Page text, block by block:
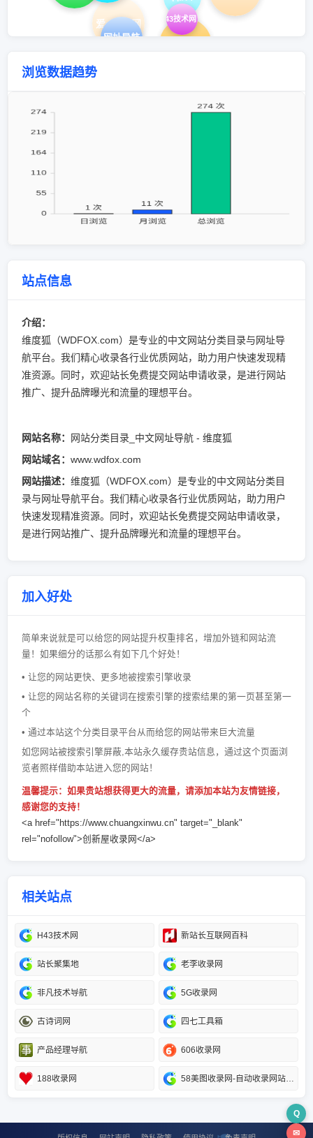
hao43，H43技术网，在线工具
网址导航
爱q生活网
浏览数据趋势
站点信息
介绍：
维度狐（WDFOX.com）是专业的中文网站分类目录与网址导
航平台。我们精心收录各行业优质网站，助力用户快速发现精
准资源。同时，欢迎站长免费提交网站申请收录，是进行网站
推广、提升品牌曝光和流量的理想平台。
网站名称：
网站分类目录_中文网址导航 - 维度狐
网站域名： www.wdfox.com
网站描述： 维度狐（WDFOX.com）是专业的中文网站分类目
录与网址导航平台。我们精心收录各行业优质网站，助力用户
快速发现精准资源。同时，欢迎站长免费提交网站申请收录，
是进行网站推广、提升品牌曝光和流量的理想平台。
加入好处
简单来说就是可以给您的网站提升权重排名，增加外链和网站流
量！如果细分的话那么有如下几个好处！
• 让您的网站更快、更多地被搜索引擎收录
• 让您的网站名称的关键词在搜索引擎的搜索结果的第一页甚至第一
个
• 通过本站这个分类目录平台从而给您的网站带来巨大流量
如您网站被搜索引擎屏蔽,本站永久缓存贵站信息，通过这个页面浏
览者照样借助本站进入您的网站！
温馨提示：如果贵站想获得更大的流量，请添加本站为友情链接，
感谢您的支持！
<a href="https://www.chuangxinwu.cn" target="_blank"
rel="nofollow">创新屋收录网</a>
相关站点
H43技术网 新站长互联网百科
站长聚集地 老李收录网
非凡技术导航 5G收录网
古诗词网 四七工具箱
产品经理导航 606收录网
188收录网
Q
✉